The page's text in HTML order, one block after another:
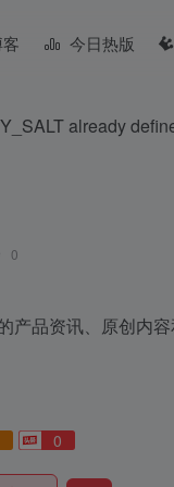
already
今日热版
0
产品资讯、原创内
0